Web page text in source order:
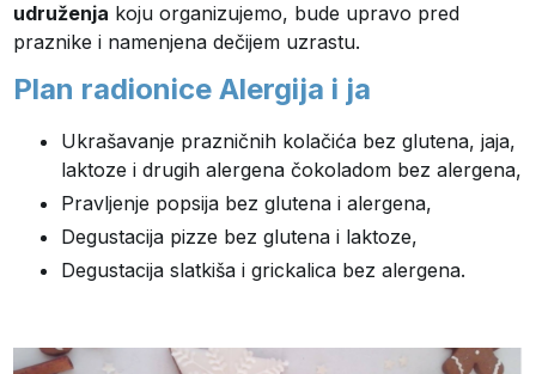
udruženja koju organizujemo, bude upravo pred
praznike i namenjena dečijem uzrastu.
Plan radionice Alergija i ja
Ukrašavanje prazničnih kolačića bez glutena, jaja,
laktoze i drugih alergena čokoladom bez alergena,
Pravljenje popsija bez glutena i alergena,
Degustacija pizze bez glutena i laktoze,
Degustacija slatkiša i grickalica bez alergena.